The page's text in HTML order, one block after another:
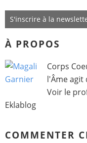
S'inscrire à la
À PROPOS
Corps
l'Âme agit
Voir le
Eklablog
COMMENTER